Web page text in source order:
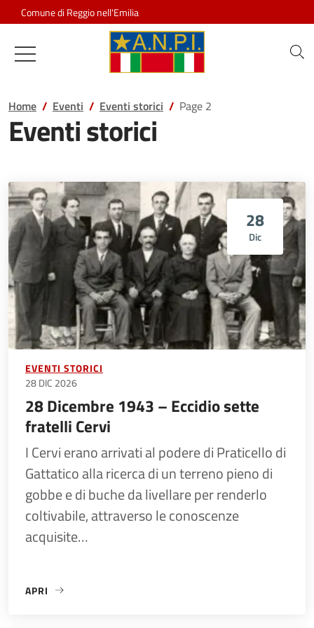
Salta al contenuto
Comune di Reggio nell'Emilia
Associazione Nazionale
Home Eventi Eventi storici Page 2
Eventi storici
28
Dic
EVENTI STORICI
28 DIC 2026
28 Dicembre 1943 – Eccidio sette
fratelli Cervi
I Cervi erano arrivati al podere di Praticello di
Gattatico alla ricerca di un terreno pieno di
gobbe e di buche da livellare per renderlo
coltivabile, attraverso le conoscenze
acquisite…
APRI
«28 DICEMBRE 1943 – ECCIDIO SETTE FRATELLI CERVI»